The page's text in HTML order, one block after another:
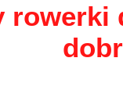
rowerki